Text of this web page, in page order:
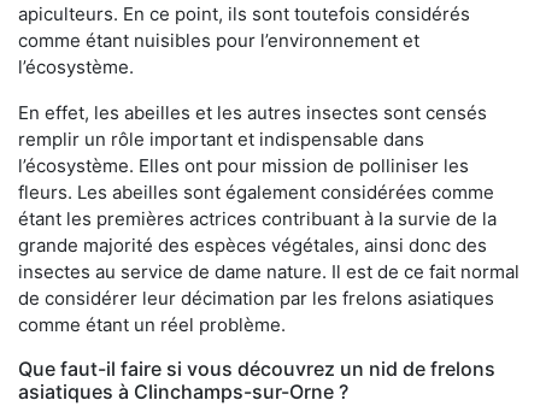
apiculteurs. En ce point, ils sont toutefois considérés
comme étant nuisibles pour l’environnement et
l’écosystème.
En effet, les abeilles et les autres insectes sont censés
remplir un rôle important et indispensable dans
l’écosystème. Elles ont pour mission de polliniser les
fleurs. Les abeilles sont également considérées comme
étant les premières actrices contribuant à la survie de la
grande majorité des espèces végétales, ainsi donc des
insectes au service de dame nature. Il est de ce fait normal
de considérer leur décimation par les frelons asiatiques
comme étant un réel problème.
Que faut-il faire si vous découvrez un nid de frelons
asiatiques à Clinchamps-sur-Orne ?